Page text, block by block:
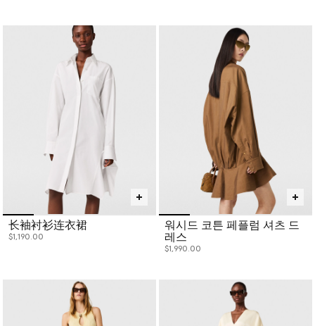
长袖衬衫连衣裙
$1,190.00
워시드 코튼 페플럼 셔츠 드
레스
$1,990.00